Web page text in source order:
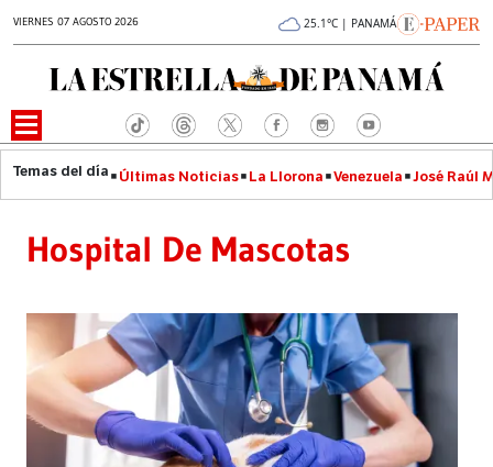
VIERNES 07 AGOSTO 2026 25.1°C | PANAMÁ
Últimas Noticias La Llorona Venezuela José Raúl
Hospital De Mascotas